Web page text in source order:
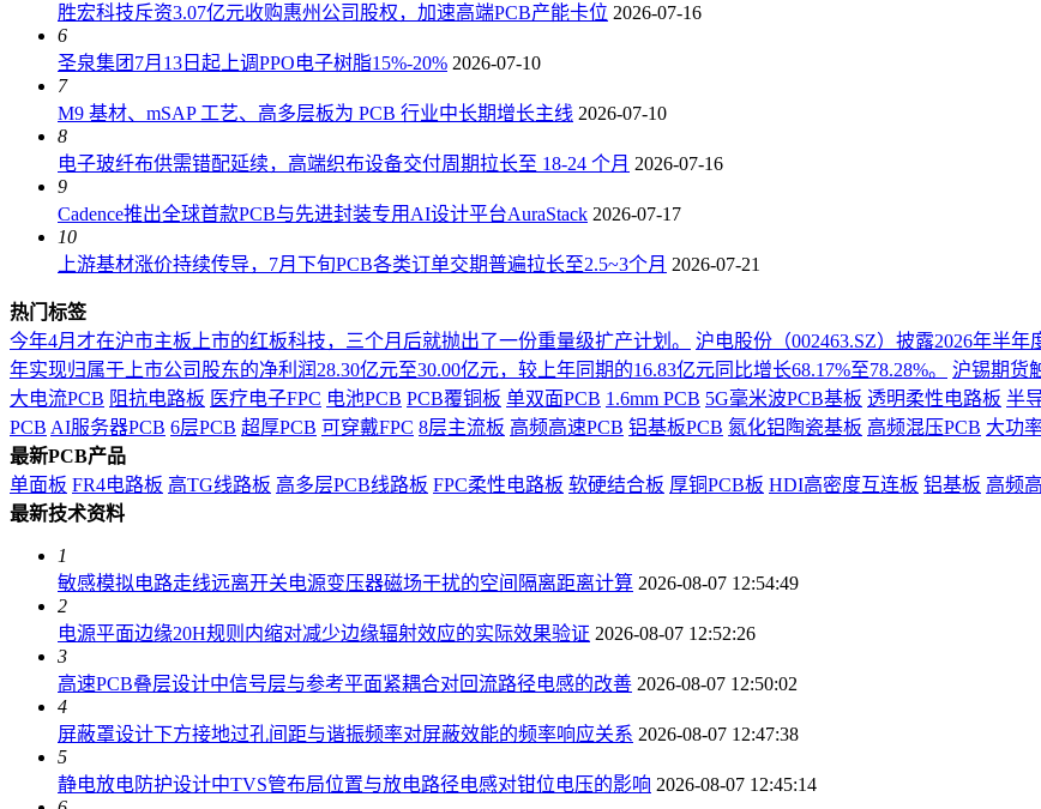
胜宏科技斥资3.07亿元收购惠州公司股权，加速高端PCB产能卡位 2026-07-16
6
圣泉集团7月13日起上调PPO电子树脂15%-20% 2026-07-10
7
M9 基材、mSAP 工艺、高多层板为 PCB 行业中长期增长主线 2026-07-10
8
电子玻纤布供需错配延续，高端织布设备交付周期拉长至 18-24 个月 2026-07-16
9
Cadence推出全球首款PCB与先进封装专用AI设计平台AuraStack 2026-07-17
10
上游基材涨价持续传导，7月下旬PCB各类订单交期普遍拉长至2.5~3个月 2026-07-21
热门标签
今年4月才在沪市主板上市的红板科技，三个月后就抛出了一份重量级扩产计划。
沪电股份（002463.SZ）披露2026年半
年实现归属于上市公司股东的净利润28.30亿元至30.00亿元，较上年同期的16.83亿元同比增长68.17%至78.28%。
沪锡期货
大电流PCB 阻抗电路板 医疗电子FPC 电池PCB PCB覆铜板 单双面PCB 1.6mm PCB 5G毫米波PCB基板 透明柔性电路板 半
PCB AI服务器PCB 6层PCB 超厚PCB 可穿戴FPC 8层主流板 高频高速PCB 铝基板PCB 氮化铝陶瓷基板 高频混压PCB 大功
最新PCB产品
单面板 FR4电路板 高TG线路板 高多层PCB线路板 FPC柔性电路板 软硬结合板 厚铜PCB板 HDI高密度互连板 铝基板 高频
最新技术资料
1
敏感模拟电路走线远离开关电源变压器磁场干扰的空间隔离距离计算 2026-08-07 12:54:49
2
电源平面边缘20H规则内缩对减少边缘辐射效应的实际效果验证 2026-08-07 12:52:26
3
高速PCB叠层设计中信号层与参考平面紧耦合对回流路径电感的改善 2026-08-07 12:50:02
4
屏蔽罩设计下方接地过孔间距与谐振频率对屏蔽效能的频率响应关系 2026-08-07 12:47:38
5
静电放电防护设计中TVS管布局位置与放电路径电感对钳位电压的影响 2026-08-07 12:45:14